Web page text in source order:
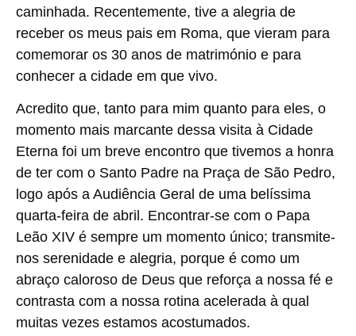
caminhada. Recentemente, tive a alegria de
receber os meus pais em Roma, que vieram para
comemorar os 30 anos de matrimónio e para
conhecer a cidade em que vivo.
Acredito que, tanto para mim quanto para eles, o
momento mais marcante dessa visita à Cidade
Eterna foi um breve encontro que tivemos a honra
de ter com o Santo Padre na Praça de São Pedro,
logo após a Audiência Geral de uma belíssima
quarta-feira de abril. Encontrar-se com o Papa
Leão XIV é sempre um momento único; transmite-
nos serenidade e alegria, porque é como um
abraço caloroso de Deus que reforça a nossa fé e
contrasta com a nossa rotina acelerada à qual
muitas vezes estamos acostumados.